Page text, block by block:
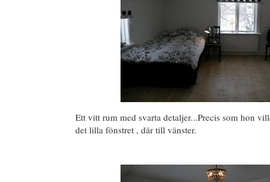
Ett vitt rum med svarta detaljer...Precis som hon
det lilla fönstret , där till vänster.